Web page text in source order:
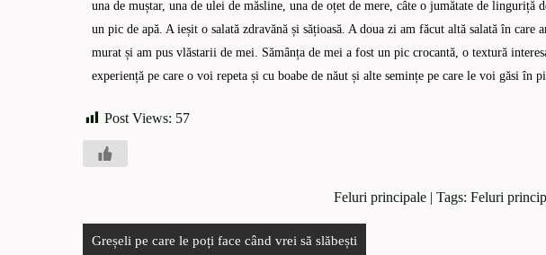
una de muștar, una de ulei de măsline, una de oțet de mere, câte o jumătate de linguriță
un pic de apă. A ieșit o salată zdravănă și sățioasă. A doua zi am făcut altă salată în
murat și am pus vlăstarii de mei. Sămânța de mei a fost un pic crocantă, o textură
experiență pe care o voi repeta și cu boabe de năut și alte semințe pe care le voi găsi în
Post Views: 57
Feluri principale| Tags: Feluri
Greșeli pe care le poți face când vrei să slăbești